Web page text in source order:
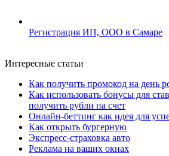
Регистрация ИП, ООО в Самаре
Интересные статьи
Как получить промокод на день
Как использовать бонусы для
получить рубли на счет
Онлайн-беттинг как идея для
Как открыть бургерную
Экспресс-страховка авто
Реклама на ваших окнах